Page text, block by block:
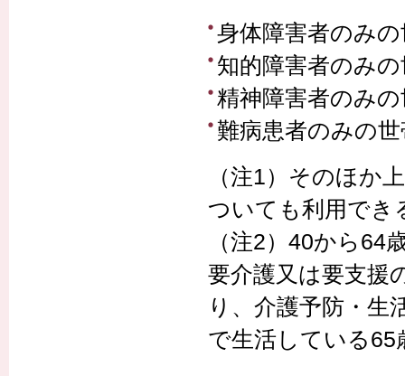
身体障害者のみ
知的障害者のみ
精神障害者のみ
難病患者のみの
（注1）そのほか
ついても利用でき
（注2）40から64
要介護又は要支援
り、介護予防・生
で生活している65